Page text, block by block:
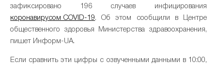
зафиксировано 196 случаев инфицирования
коронавирусом COVID-19. Об этом сообщили в Центре
общественного здоровья Министерства здравоохранения,
пишет Информ-UA.
Если сравнить эти цифры с озвученными данными в 10:00,